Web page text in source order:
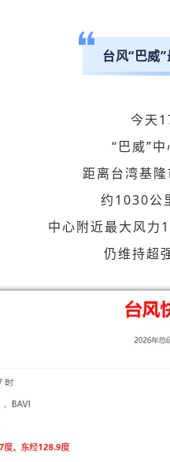
台风“巴威
今天
“巴威”
距离台湾基
约1030公
中心附近最大风力
仍维持超